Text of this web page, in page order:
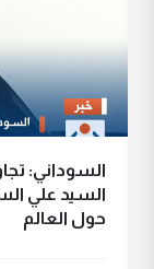
السوداني:
السيد علي
حول العالم